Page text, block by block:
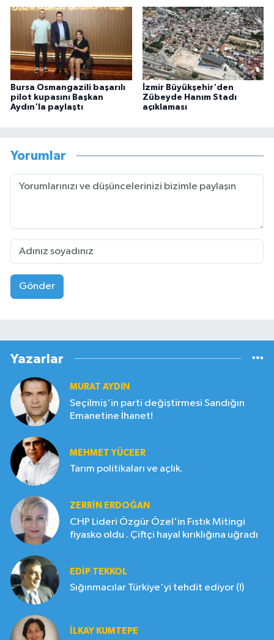
Bursa Osmangazili başarılı
pilot kupasını Başkan
Aydın'la paylaştı
İzmir Büyükşehir'den
Zübeyde Hanım Stadı
açıklaması
Yorumlar
Gönder
Yazarlar
MURAT AYDIN
Seçilmiş'in parti değiştirmesi Sandığın
Emanetine İhanet!
MEHMET YÜCEER
Tarım politikaları ve açlık.
ZERRIN ERDOĞAN
CHP Lideri Özgür Özel'in Fıstık Mitingi
fiyasko oldu . Çiftçi hayal kırıklığına uğradı
EDIP TEKKOL
Sığınmacılar Türkiye'yi tehdit ediyor (!)
İLKAY KUMTEPE